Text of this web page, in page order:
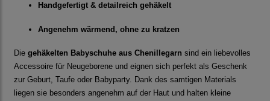
Handgefertigt & detailreich gehäkelt
Angenehm wärmend, ohne zu kratzen
Die gehäkelten Babyschuhe aus Chenillegarn sind ein liebevolles
Accessoire für Neugeborene und eignen sich perfekt als Geschenk
zur Geburt, Taufe oder Babyparty. Dank des samtigen Materials
liegen sie besonders angenehm auf der Haut und halten kleine